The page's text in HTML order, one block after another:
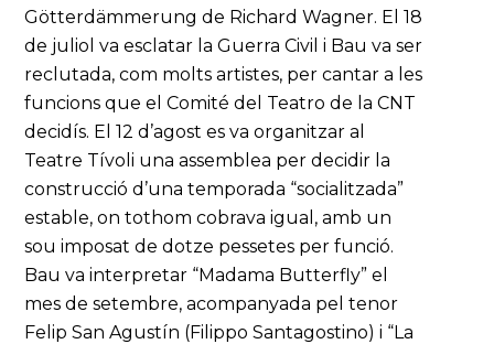
Götterdämmerung de Richard Wagner. El 18
de juliol va esclatar la Guerra Civil i Bau va ser
reclutada, com molts artistes, per cantar a les
funcions que el Comité del Teatro de la CNT
decidís. El 12 d’agost es va organitzar al
Teatre Tívoli una assemblea per decidir la
construcció d’una temporada “socialitzada”
estable, on tothom cobrava igual, amb un
sou imposat de dotze pessetes per funció.
Bau va interpretar “Madama Butterfly” el
mes de setembre, acompanyada pel tenor
Felip San Agustín (Filippo Santagostino) i “La